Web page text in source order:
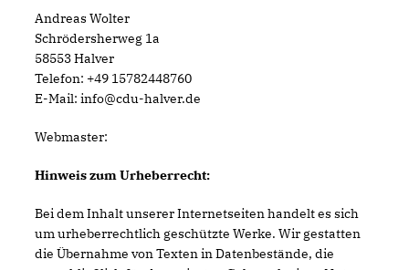
Andreas Wolter
Schrödersherweg 1a
58553 Halver
Telefon: +49 15782448760
E-Mail: info@cdu-halver.de
Webmaster:
Hinweis zum Urheberrecht:
Bei dem Inhalt unserer Internetseiten handelt es sich
um urheberrechtlich geschützte Werke. Wir gestatten
die Übernahme von Texten in Datenbestände, die